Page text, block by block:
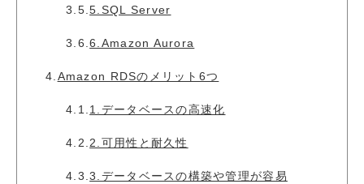
3.5.5.SQL Server
3.6.6.Amazon Aurora
4.Amazon RDSのメリット6つ
4.1.1.データベースの高速化
4.2.2.可用性と耐久性
4.3.3.データベースの構築や管理が容易